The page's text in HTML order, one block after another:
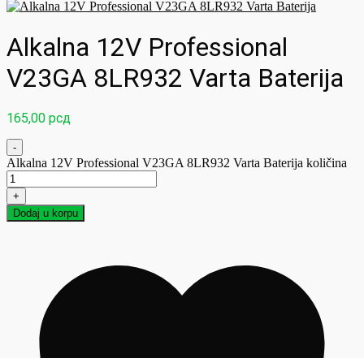
Alkalna 12V Professional
V23GA 8LR932 Varta Baterija
165,00 рсд
-
Alkalna 12V Professional V23GA 8LR932 Varta Baterija količina
+
Dodaj u korpu